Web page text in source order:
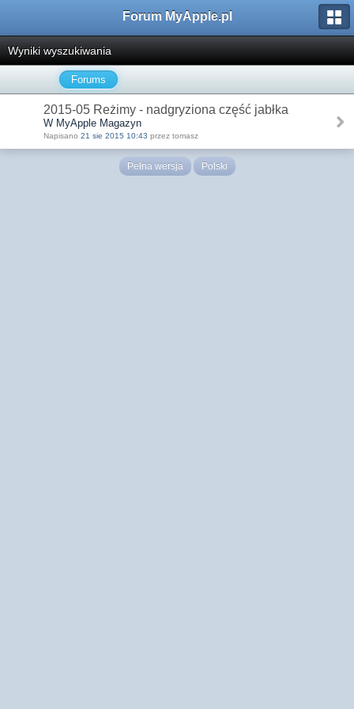
Forum MyApple.pl
Wyniki wyszukiwania
Forums
2015-05 Reżimy - nadgryziona część jabłka
W MyApple Magazyn
Napisano 21 sie 2015 10:43 przez tomasz
Pełna wersja Polski